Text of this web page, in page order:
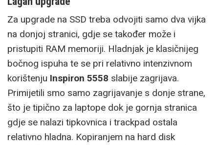
Za upgrade na SSD treba odvojiti samo dva vijka
na donjoj stranici, gdje se također može i
pristupiti RAM memoriji. Hladnjak je klasičnijeg
bočnog ispuha te se pri relativno intenzivnom
korištenju Inspiron 5558 slabije zagrijava.
Primijetili smo samo zagrijavanje s donje strane,
što je tipično za laptope dok je gornja stranica
gdje se nalazi tipkovnica i trackpad ostala
relativno hladna. Kopiranjem na hard disk